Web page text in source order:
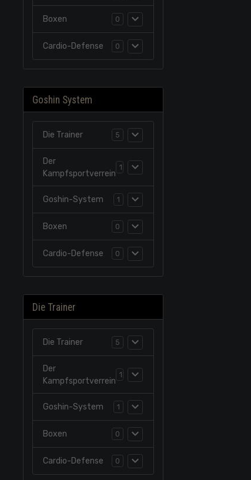
Boxen 0
Cardio-Defense 0
Goshin System
Die Trainer 5
Der
Kampfsportverrein
Goshin-System 1
Boxen 0
Cardio-Defense 0
Die Trainer
Die Trainer 5
Der
Kampfsportverrein
Goshin-System 1
Boxen 0
Cardio-Defense 0